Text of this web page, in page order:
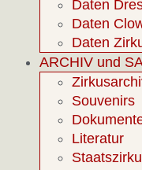
Daten
Daten
Daten
ARCHIV und
Souvenirs
Literatur